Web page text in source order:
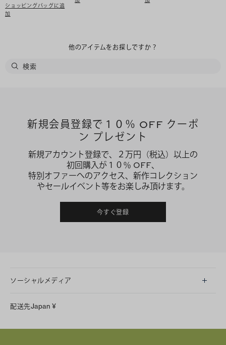
ショッピングバッグに追
加
他のアイテムをお探しですか？
新規会員登録で１０％ OFF クーポ
ン プレゼント
新規アカウント登録で、２万円（税込）以上の
初回購入が１０％ OFF、
特別オファーへのアクセス、新作コレクション
やセールイベント等をお楽しみ頂けます。
今すぐ登録
ソーシャルメディア
Facebook
配送先Japan ¥